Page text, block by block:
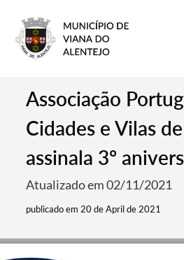
Associação
Cidades e Vilas
assinala 3º
Atualizado em 02/11/2021
publicado em 20 de April de 2021